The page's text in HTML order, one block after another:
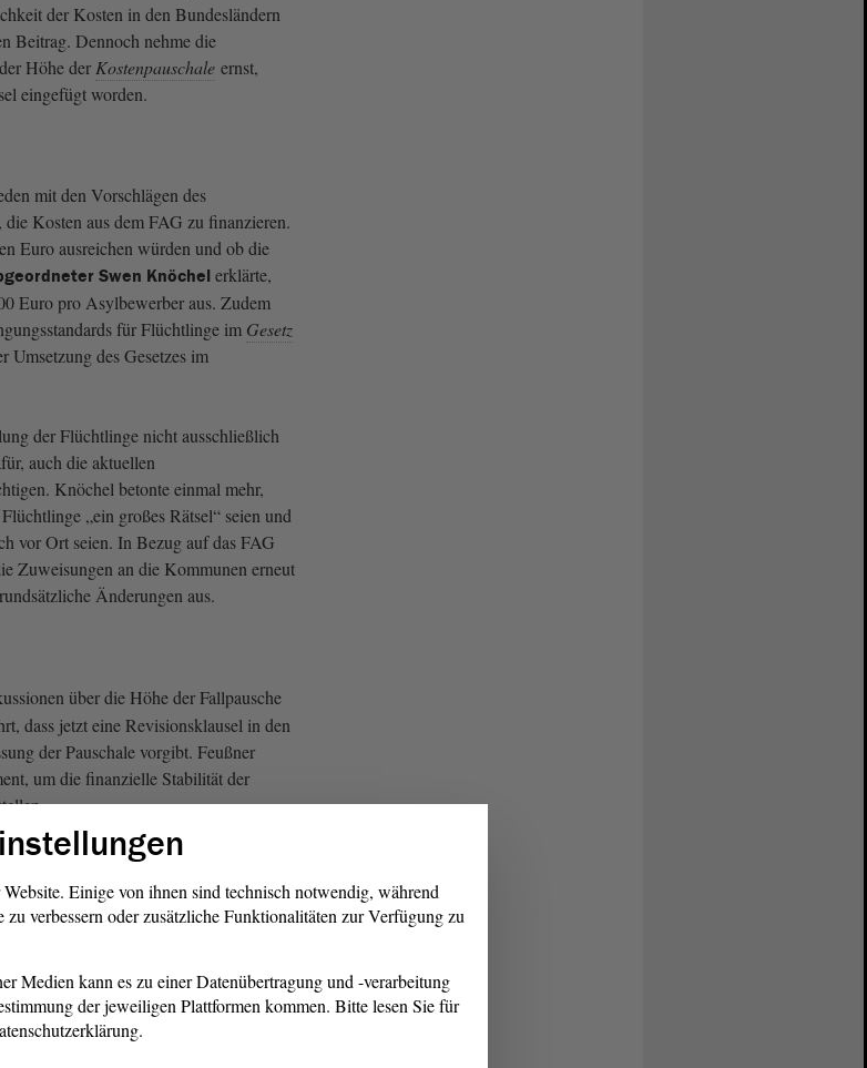
der Kosten in den Bundesländern
Beitrag. Dennoch nehme die
Höhe der Kostenpauschale ernst,
eingefügt worden.
mit den Vorschlägen des
Kosten aus dem FAG zu finanzieren.
Euro ausreichen würden und ob die
Swen Knöchelerklärte,
Euro pro Asylbewerber aus. Zudem
für Flüchtlinge im Gesetz
Umsetzung des Gesetzes im
der Flüchtlinge nicht ausschließlich
auch die aktuellen
Knöchel betonte einmal mehr,
„ein großes Rätsel“ seien und
vor Ort seien. In Bezug auf das FAG
Zuweisungen an die Kommunen erneut
Änderungen aus.
über die Höhe der Fallpausche
dass jetzt eine Revisionsklausel in den
der Pauschale vorgibt. Feußner
um die finanzielle Stabilität der
1,49 Milliarden Euro in 2015 auf
planbare Kommunalpolitik sei so nur
mit Einmalzahlungen von 50
blieben Defizite. Zukünftig sei
der Kommunen bei der
des Benchmarking. Ziel müsse es
ausgestattet werden, „dass sie für sich
Einige von ihnen sind technisch notwendig, während
zu verbessern oder zusätzliche Funktionalitäten zur Verfügung zu
Medien kann es zu einer Datenübertragung und -verarbeitung
der jeweiligen Plattformen kommen. Bitte lesen Sie für